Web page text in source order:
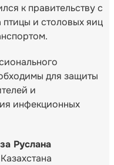
к правительству с
птицы и столовых яиц
для защиты
и
инфекционных
Руслана